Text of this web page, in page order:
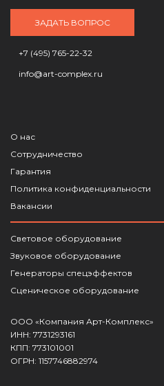
ЗАДАТЬ ВОПРОС
+7 (495) 765-22-32
info@art-complex.ru
О нас
Сотрудничество
Гарантия
Политика конфиденциальности
Вакансии
Световое оборудование
Звуковое оборудование
Генераторы спецэффектов
Сценическое оборудование
ООО «Компания Арт-Комплекс»
ИНН: 7731293161
КПП: 773101001
ОГРН: 1157746882974